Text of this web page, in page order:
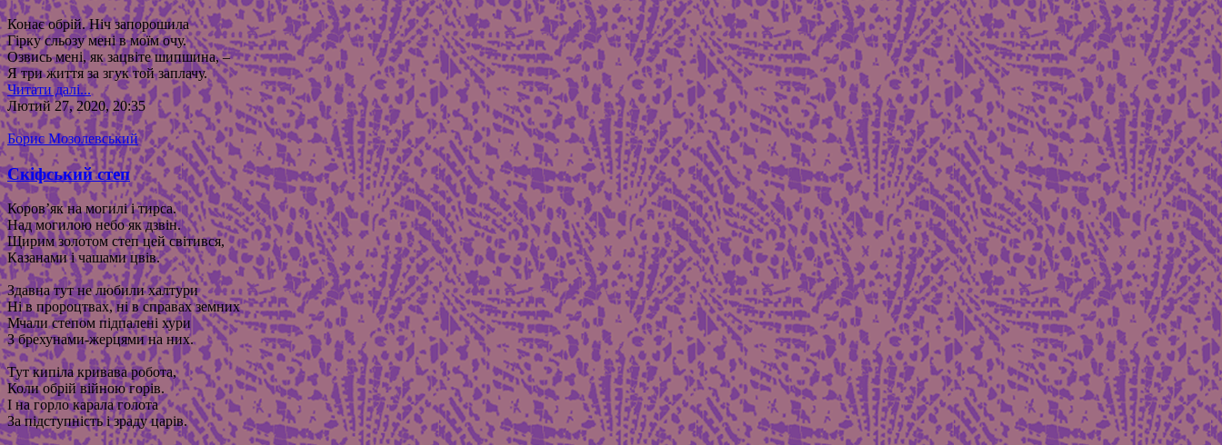
Конає обрій. Ніч запорошила
Гірку сльозу мені в моїм очу.
Озвись мені, як зацвіте шипшина, –
Я три життя за згук той заплачу.
Читати далі...
Лютий 27, 2020, 20:35
Борис Мозолевський
Скіфський степ
Коров’як на могилі і тирса.
Над могилою небо як дзвін.
Щирим золотом степ цей світився,
Казанами і чашами цвів.
Здавна тут не любили халтури
Ні в пророцтвах, ні в справах земних
Мчали степом підпалені хури
З брехунами-жерцями на них.
Тут кипіла кривава робота,
Коли обрій війною горів.
І на горло карала голота
За підступність і зраду царів.